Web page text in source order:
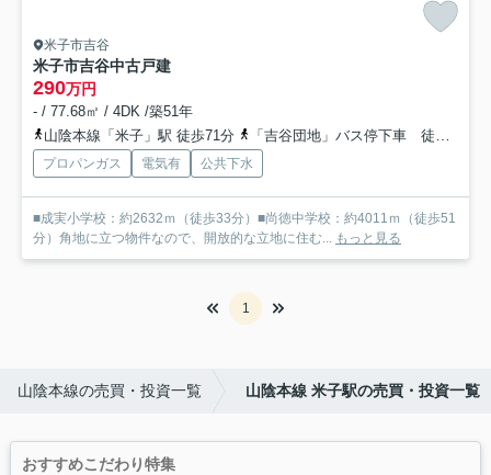
米子市吉谷
米子市吉谷中古戸建
290万円
- / 77.68㎡ / 4DK /築51年
山陰本線「米子」駅 徒歩71分
「吉谷団地」バス停下車 徒歩2分
プロパンガス 電気有 公共下水
■成実小学校：約2632ｍ（徒歩33分）■尚徳中学校：約4011ｍ（徒歩51
分）角地に立つ物件なので、開放的な立地に住む... もっと見る
1
山陰本線の売買・投資一覧 山陰本線 米子駅の売買・投資一覧
おすすめこだわり特集